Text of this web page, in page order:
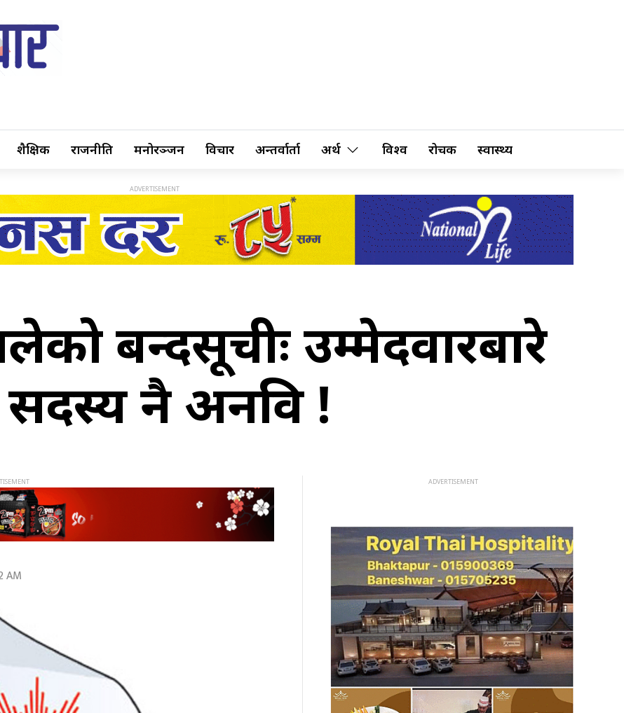
शैक्षिक राजनीति मनोरञ्जन विचार अन्तर्वार्ता अर्थ विश्व रोचक स्वास्थ्य
बन्दसूचीः उम्मेदवारबारे
नै अनविज्ञ !
AM